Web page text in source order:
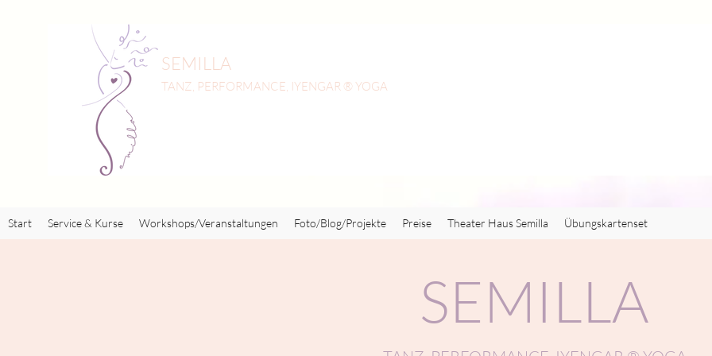
SEMILLA
TANZ, PERFORMANCE, IYENGAR ® YOGA
Start Service & Kurse Workshops/Veranstaltungen Foto/Blog/Projekte Preise Theater Haus Semilla Übungskartenset
SEMILLA